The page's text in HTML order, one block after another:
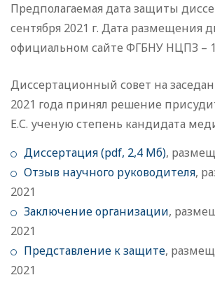
Предполагаемая дата защиты
сентября 2021 г. Дата размещения
официальном сайте ФГБНУ НЦПЗ –
Диссертационный совет на
2021 года принял решение
Е.С. ученую степень кандидата
Диссертация (pdf, 2,4 Мб),
Отзыв научного руководителя,
2021
Заключение организации,
2021
Представление к защите,
2021